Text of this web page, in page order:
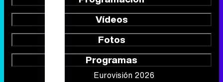
Vídeos
Fotos
Programas
Eurovisión 2026